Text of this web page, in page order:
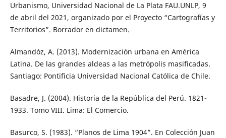
Urbanismo, Universidad Nacional de La Plata FAU.UNLP, 9
de abril del 2021, organizado por el Proyecto “Cartografías y
Territorios”. Borrador en dictamen.
Almandóz, A. (2013). Modernización urbana en América
Latina. De las grandes aldeas a las metrópolis masificadas.
Santiago: Pontificia Universidad Nacional Católica de Chile.
Basadre, J. (2004). Historia de la República del Perú. 1821-
1933. Tomo VIII. Lima: El Comercio.
Basurco, S. (1983). “Planos de Lima 1904”. En Colección Juan